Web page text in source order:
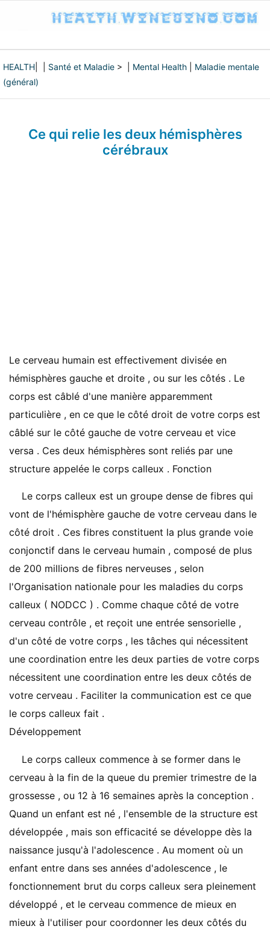
HEALTH Santé et Maladie > | Mental Health
Maladie mentale
(général)
Ce qui relie les deux hémisphères
cérébraux
Le cerveau humain est effectivement divisée en
hémisphères gauche et droite , ou sur les côtés . Le
corps est câblé d'une manière apparemment
particulière , en ce que le côté droit de votre corps est
câblé sur le côté gauche de votre cerveau et vice
versa . Ces deux hémisphères sont reliés par une
structure appelée le corps calleux . Fonction
Le corps calleux est un groupe dense de fibres qui
vont de l'hémisphère gauche de votre cerveau dans le
côté droit . Ces fibres constituent la plus grande voie
conjonctif dans le cerveau humain , composé de plus
de 200 millions de fibres nerveuses , selon
l'Organisation nationale pour les maladies du corps
calleux ( NODCC ) . Comme chaque côté de votre
cerveau contrôle , et reçoit une entrée sensorielle ,
d'un côté de votre corps , les tâches qui nécessitent
une coordination entre les deux parties de votre corps
nécessitent une coordination entre les deux côtés de
votre cerveau . Faciliter la communication est ce que
le corps calleux fait .
Développement
Le corps calleux commence à se former dans le
cerveau à la fin de la queue du premier trimestre de la
grossesse , ou 12 à 16 semaines après la conception .
Quand un enfant est né , l'ensemble de la structure est
développée , mais son efficacité se développe dès la
naissance jusqu'à l'adolescence . Au moment où un
enfant entre dans ses années d'adolescence , le
fonctionnement brut du corps calleux sera pleinement
développé , et le cerveau commence de mieux en
mieux à l'utiliser pour coordonner les deux côtés du